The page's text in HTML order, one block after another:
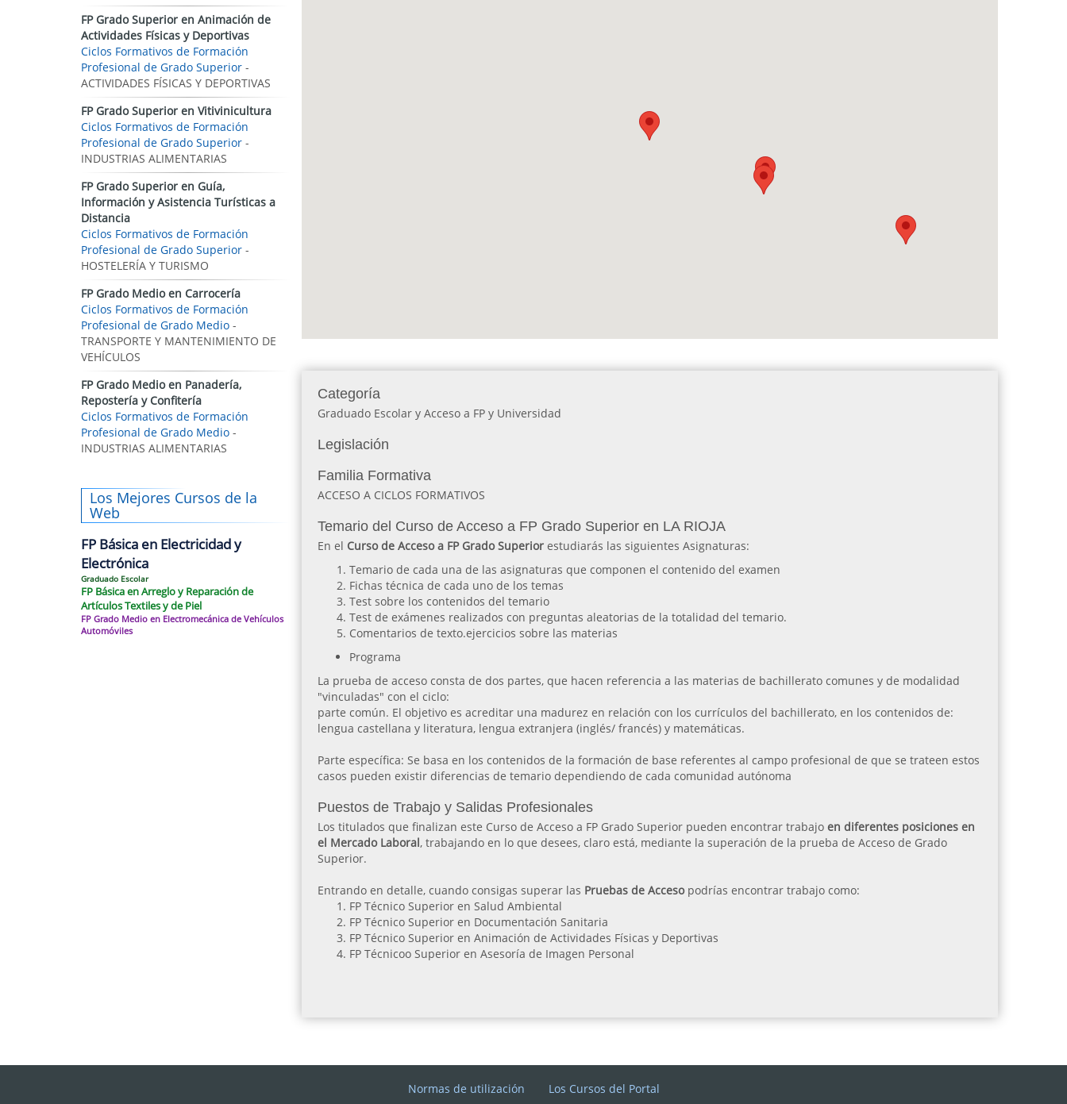
Categoría
Graduado Escolar y Acceso a FP y Universidad
Legislación
Familia Formativa
ACCESO A CICLOS FORMATIVOS
Temario del Curso de Acceso a FP Grado Superior en LA RIOJA
En el Curso de Acceso a FP Grado Superior estudiarás las siguientes Asignaturas:
Temario de cada una de las asignaturas que componen el contenido del examen
Fichas técnica de cada uno de los temas
Test sobre los contenidos del temario
Test de exámenes realizados con preguntas aleatorias de la totalidad del temario.
Comentarios de texto.ejercicios sobre las materias
Programa
La prueba de acceso consta de dos partes, que hacen referencia a las materias de bachillerato comunes y de modalidad
"vinculadas" con el ciclo:
parte común. El objetivo es acreditar una madurez en relación con los currículos del bachillerato, en los contenidos de:
lengua castellana y literatura, lengua extranjera (inglés/ francés) y matemáticas.
Parte específica: Se basa en los contenidos de la formación de base referentes al campo profesional de que se trateen estos
casos pueden existir diferencias de temario dependiendo de cada comunidad autónoma
Puestos de Trabajo y Salidas Profesionales
Los titulados que finalizan este Curso de Acceso a FP Grado Superior pueden encontrar trabajo en diferentes posiciones en
el Mercado Laboral, trabajando en lo que desees, claro está, mediante la superación de la prueba de Acceso de Grado
Superior.
Entrando en detalle, cuando consigas superar las Pruebas de Accesopodrías encontrar trabajo como:
FP Técnico Superior en Salud Ambiental
FP Técnico Superior en Documentación Sanitaria
FP Técnico Superior en Animación de Actividades Físicas y Deportivas
FP Técnicoo Superior en Asesoría de Imagen Personal
FP Grado Superior en Animación de
Actividades Físicas y Deportivas
Ciclos Formativos de Formación
Profesional de Grado Superior -
ACTIVIDADES FÍSICAS Y DEPORTIVAS
FP Grado Superior en Vitivinicultura
Ciclos Formativos de Formación
Profesional de Grado Superior -
INDUSTRIAS ALIMENTARIAS
FP Grado Superior en Guía,
Información y Asistencia Turísticas a
Distancia
Ciclos Formativos de Formación
Profesional de Grado Superior -
HOSTELERÍA Y TURISMO
FP Grado Medio en Carrocería
Ciclos Formativos de Formación
Profesional de Grado Medio -
TRANSPORTE Y MANTENIMIENTO DE
VEHÍCULOS
FP Grado Medio en Panadería,
Repostería y Confitería
Ciclos Formativos de Formación
Profesional de Grado Medio -
INDUSTRIAS ALIMENTARIAS
Los Mejores Cursos de la
Web
FP Básica en Electricidad y
Electrónica
Graduado Escolar
FP Básica en Arreglo y Reparación de
Artículos Textiles y de Piel
FP Grado Medio en Electromecánica de Vehículos
Automóviles
Normas de utilización Los Cursos del Portal